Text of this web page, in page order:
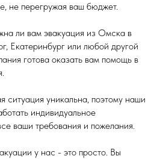
не перегружая ваш бюджет.
ли вам эвакуация из Омска в
Екатеринбург или любой другой
готова оказать вам помощь в
уникальна, поэтому наши
индивидуальное
ваши требования и пожелания.
у нас - это просто. Вы